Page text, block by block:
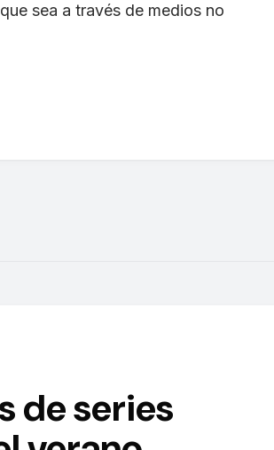
sea a través de medios no
de series